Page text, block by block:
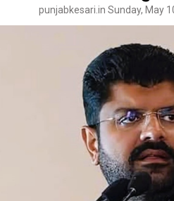
punjabkesari.in Sunday, May